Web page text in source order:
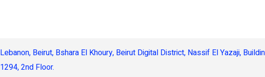
Lebanon, Beirut, Bshara El Khoury, Beirut Digital District, Nassif El Yazaji,
1294, 2nd Floor.